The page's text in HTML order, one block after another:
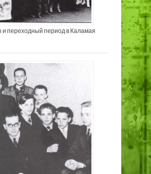
и переходный период в Каламая